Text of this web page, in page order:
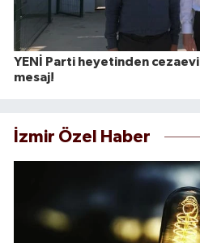
YENİ Parti heyetinden
mesaj!
İzmir Özel Haber